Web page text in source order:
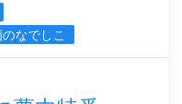
なでしこ